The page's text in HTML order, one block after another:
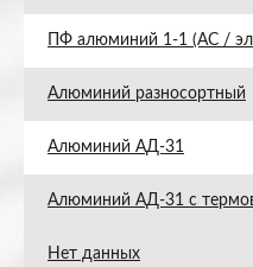
ПФ алюминий 1-1 (АС /
Алюминий разносортный
Алюминий АД-31
Алюминий АД-31 с
Нет данных